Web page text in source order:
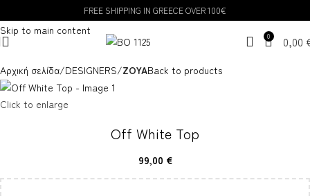
Skip to main content
FREE SHIPPING IN GREECE OVER 100€
0 0,00
Αρχική σελίδα DESIGNERS ZOYABack to products
Click to enlarge
Off White Top
99,00 €